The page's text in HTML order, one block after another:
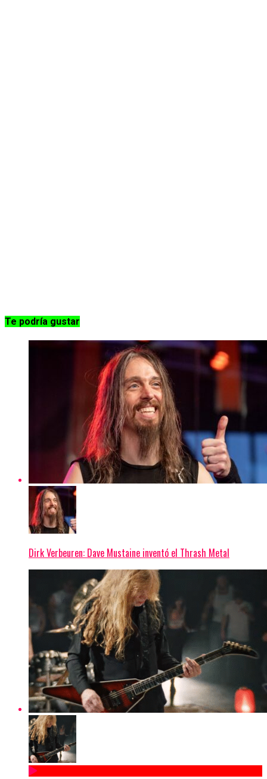
Te podría gustar
Dirk Verbeuren: Dave Mustaine inventó el Thrash Metal